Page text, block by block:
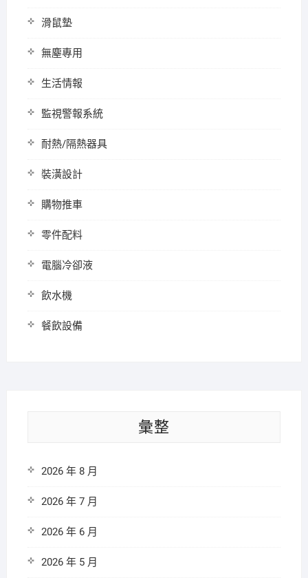
滑鼠墊
無塵專用
生活情報
監視警報系統
耐熱/隔熱器具
裝潢設計
購物推車
零件配料
電腦冷卻液
飲水機
餐飲設備
彙整
2026 年 8 月
2026 年 7 月
2026 年 6 月
2026 年 5 月